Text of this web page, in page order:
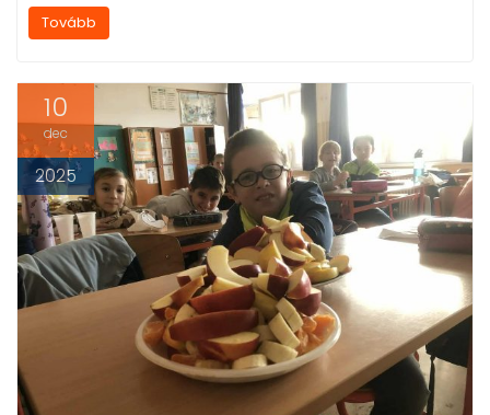
Tovább
10
dec
2025